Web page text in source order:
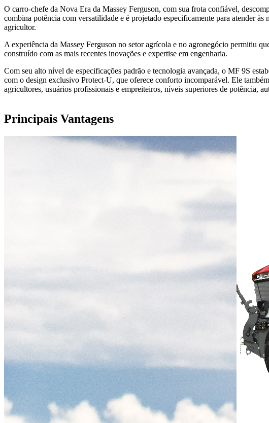
O carro-chefe da Nova Era da Massey Ferguson, com sua frota confiável,
combina potência com versatilidade e é projetado especificamente para atender às
agricultor.
A experiência da Massey Ferguson no setor agrícola e no agronegócio permitiu
construído com as mais recentes inovações e expertise em engenharia.
Com seu alto nível de especificações padrão e tecnologia avançada, o MF 9S
com o design exclusivo Protect-U, que oferece conforto incomparável. Ele
agricultores, usuários profissionais e empreiteiros, níveis superiores de potência,
Principais Vantagens